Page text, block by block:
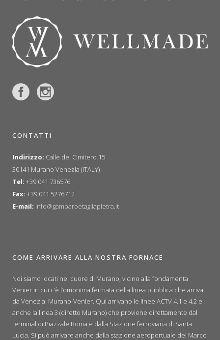
CONTATTI
Indirizzo: Calle del Cimitero 15
30141 Murano Venezia (ITALY)
Tel: +39 041 736576
Fax: +39 041 5276712
E-mail: info@gambaroetagliapietra.it
COME ARRIVARE ALLA NOSTRA FORNACE
Noi siamo locati nel cuore di Murano, vicino alla fondamenta
Venier in cui c’è l’omonima fermata della linea pubblica che arriva
da Venezia: Murano-Venier. Qui arrivano le linee ACTV 4.1 e 4.2 e
anche la linea 3 (diretto Murano) che proviene direttamente dal
terminal di Piazzale Roma e dalla Stazione ferroviaria di Santa
Lucia. Si può arrivare anche dalla stazione aeroportuale del Marco